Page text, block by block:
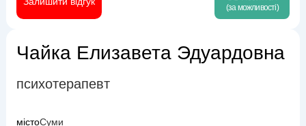
(за можливості)
Чайка Елизавета Эдуардовна
психотерапевт
містоСуми